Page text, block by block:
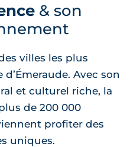
& son
villes les plus
Avec son
et culturel riche, la
de 200 000
profiter des
uniques.